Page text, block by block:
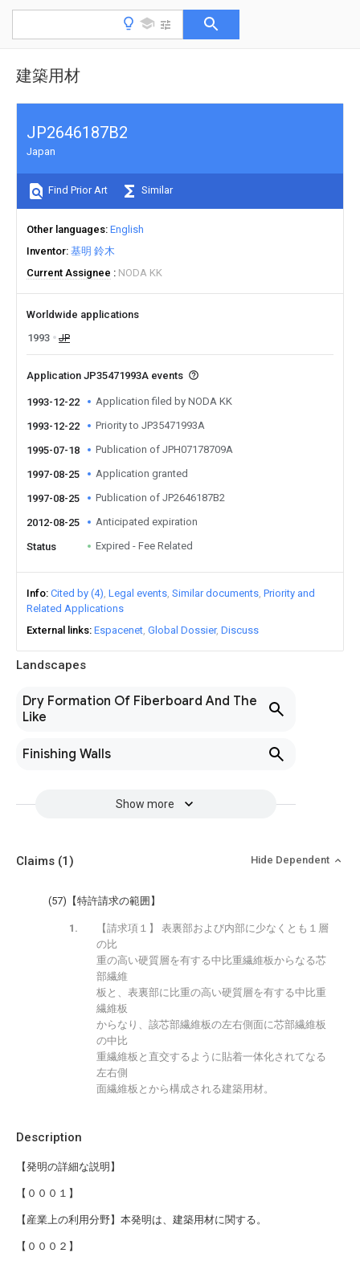
建築用材
Landscapes
Dry Formation Of Fiberboard And The
Like
Finishing Walls
Show more
JP2646187B2
Japan
Find Prior Art Similar
Other languages English
Inventor 基明 鈴木
Current Assignee
NODA KK
Worldwide applications
1993
JP
Application JP35471993A events
1993-12-22 Application filed by NODA KK
1993-12-22 Priority to JP35471993A
1995-07-18 Publication of JPH07178709A
1997-08-25 Application granted
1997-08-25 Publication of JP2646187B2
2012-08-25 Anticipated expiration
Status Expired - Fee Related
Info Cited by (4) Legal events Similar documents Priority and
Related Applications
External links Espacenet Global Dossier Discuss
Description
【発明の詳細な説明】
【０００１】
【産業上の利用分野】本発明は、建築用材に関する。
【０００２】
Claims (1) Hide Dependent
(57)【特許請求の範囲】
【請求項１】 表裏部および内部に少なくとも１層
の比
重の高い硬質層を有する中比重繊維板からなる芯
部繊維
板と、表裏部に比重の高い硬質層を有する中比重
繊維板
からなり、該芯部繊維板の左右側面に芯部繊維板
の中比
重繊維板と直交するように貼着一体化されてなる
左右側
面繊維板とから構成される建築用材。